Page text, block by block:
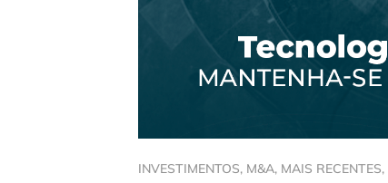
INVESTIMENTOS, M&A, MAIS RECENTES,